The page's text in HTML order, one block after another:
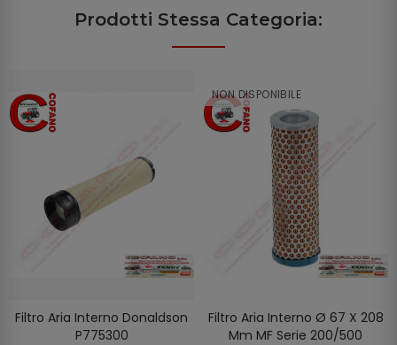
Prodotti Stessa Categoria:
AGGIUNGI AL CARRELLO
Filtro Aria Interno Donaldson
P775300
NON DISPONIBILE
SCOPRIRE
Filtro Aria Interno Ø 67 X 208
Mm MF Serie 200/500